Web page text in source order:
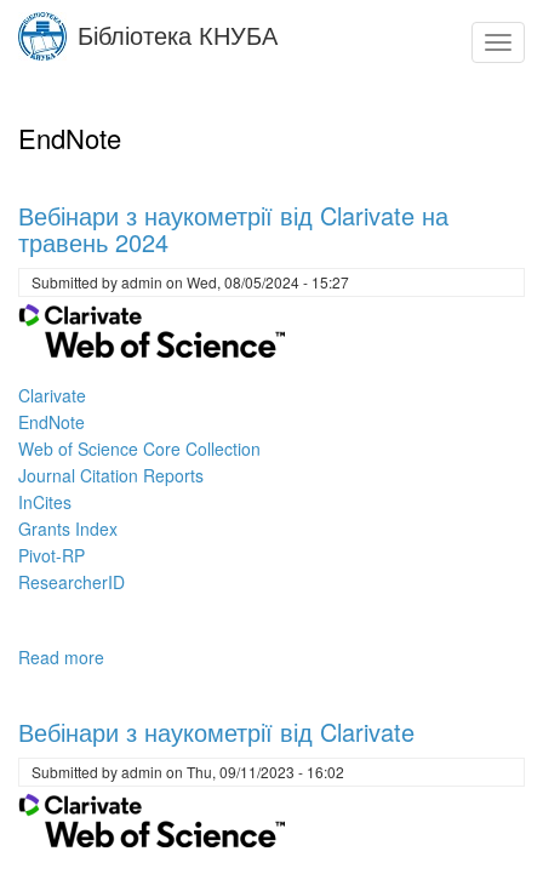
Skip
main
Бібліотека КНУБА
EndNote
Вебінари з наукометрії від Clarivate на
травень 2024
Submitted byadmin on Wed, 08/05/2024 - 15:27
Clarivate
EndNote
Web of Science Core Collection
Journal Citation Reports
InCites
Grants Index
Pivot-RP
ResearcherID
Read more
наукометрії
від
Clarivate
на
травень
Вебінари з наукометрії від Clarivate
Submitted byadmin on Thu, 09/11/2023 - 16:02